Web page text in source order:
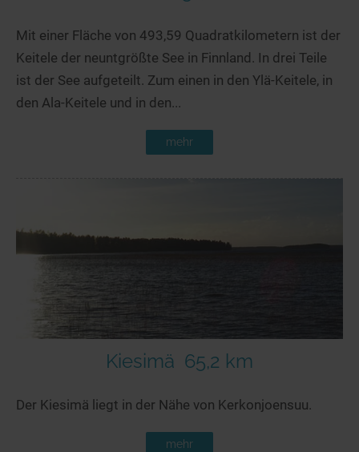
Mit einer Fläche von 493,59 Quadratkilometern ist der
Keitele der neuntgrößte See in Finnland. In drei Teile
ist der See aufgeteilt. Zum einen in den Ylä-Keitele, in
den Ala-Keitele und in den...
mehr
Kiesimä 65,2 km
Der Kiesimä liegt in der Nähe von Kerkonjoensuu.
mehr